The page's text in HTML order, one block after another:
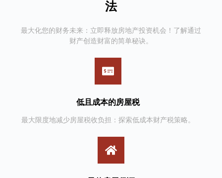
法
最大化您的财务未来：立即释放房地产投资机会！了解通过
财产创造财富的简单秘诀。
低且成本的房屋税
最大限度地减少房屋税收负担：探索低成本财产税策略。